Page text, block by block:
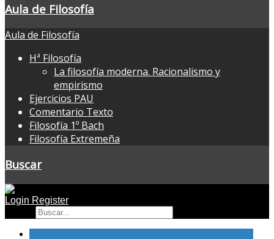
Aula de Filosofía
Aula de Filosofía
Hª Filosofía
La filosofía moderna. Racionalismo y
empirismo
Ejercicios PAU
Comentario Texto
Filosofía 1º Bach
Filosofía Extremeña
Buscar
Login Register